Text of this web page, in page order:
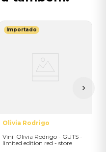
Importado
Olivia Rodrigo
Vinil Olivia Rodrigo - GUTS -
limited edition red - store